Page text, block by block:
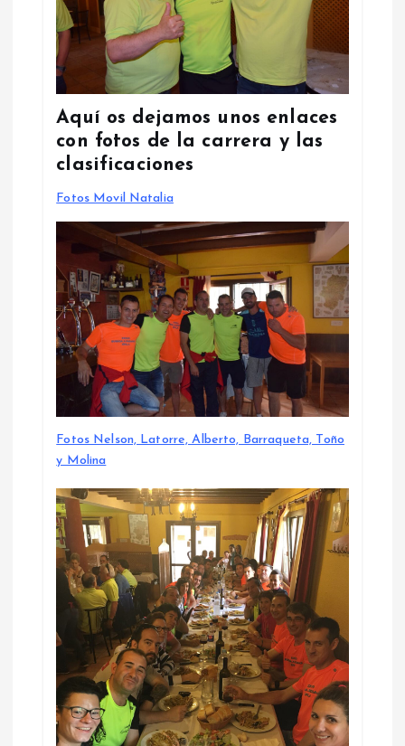
Aquí os dejamos unos enlaces
con fotos de la carrera y las
clasificaciones
Fotos Movil Natalia
Fotos Nelson, Latorre, Alberto, Barraqueta, Toño
y Molina